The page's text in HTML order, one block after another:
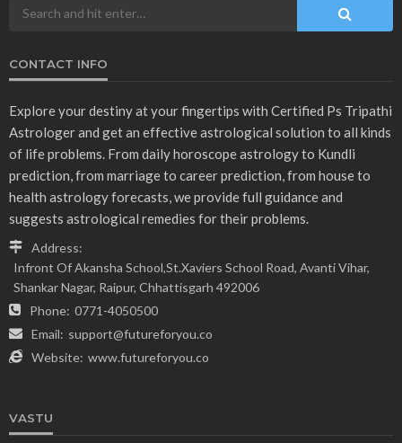
CONTACT INFO
Explore your destiny at your fingertips with Certified Ps Tripathi
Astrologer and get an effective astrological solution to all kinds
of life problems. From daily horoscope astrology to Kundli
prediction, from marriage to career prediction, from house to
health astrology forecasts, we provide full guidance and
suggests astrological remedies for their problems.
Address:
Infront Of Akansha School,St.Xaviers School Road, Avanti Vihar,
Shankar Nagar, Raipur, Chhattisgarh 492006
Phone: 0771-4050500
Email: support@futureforyou.co
Website: www.futureforyou.co
VASTU